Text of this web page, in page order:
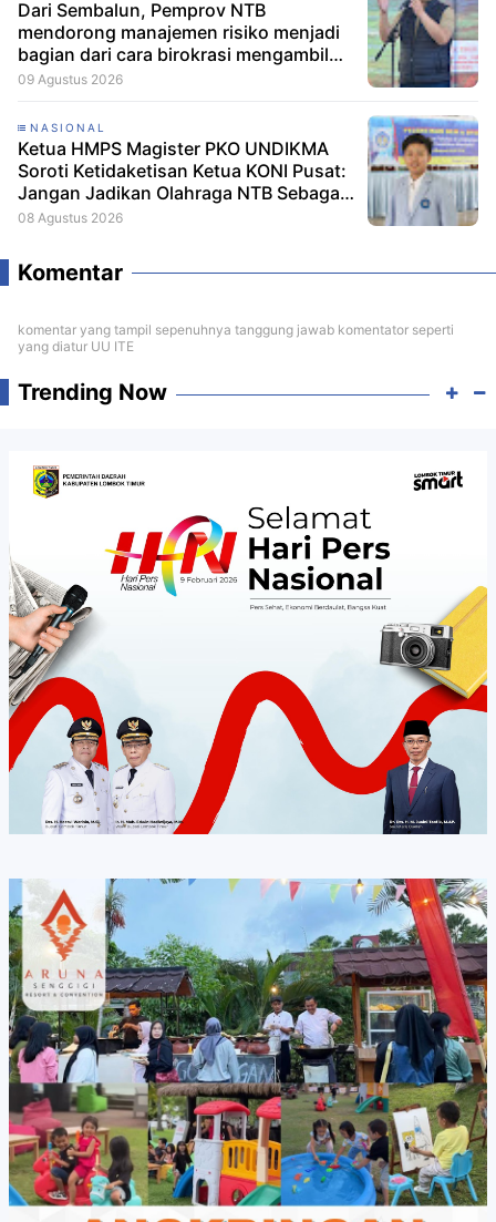
Dari Sembalun, Pemprov NTB
mendorong manajemen risiko menjadi
bagian dari cara birokrasi mengambil
keputusan.
09 Agustus 2026
NASIONAL
Ketua HMPS Magister PKO UNDIKMA
Soroti Ketidaketisan Ketua KONI Pusat:
Jangan Jadikan Olahraga NTB Sebagai
Arena Kepentingan Sesaat
08 Agustus 2026
Komentar
komentar yang tampil sepenuhnya tanggung jawab komentator seperti
yang diatur UU ITE
Trending Now